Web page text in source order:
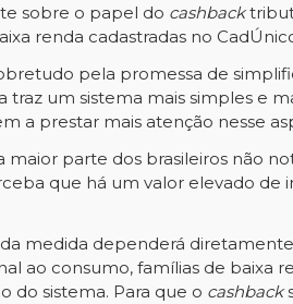
sobre o papel do cashback
renda cadastradas no
pela promessa de
um sistema mais simples e
a prestar mais atenção nesse
parte dos brasileiros não
que há um valor elevado de
medida dependerá
ao consumo, famílias de baixa
do sistema. Para que o cashback